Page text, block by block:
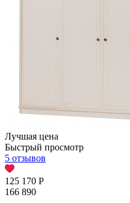
Лучшая цена
Быстрый просмотр
5 отзывов
125 170 Р
166 890